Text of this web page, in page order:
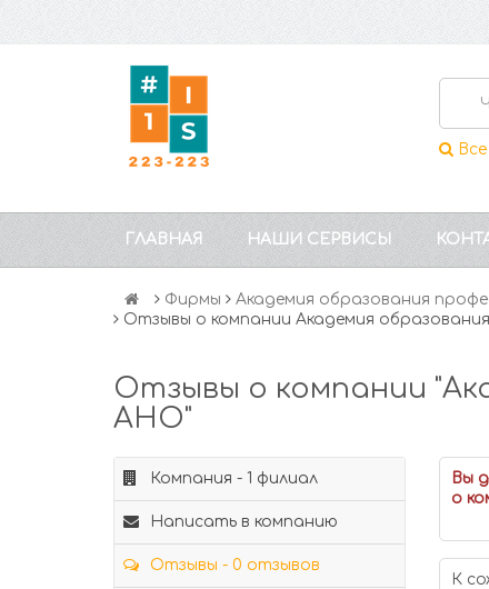
Все
ГЛАВНАЯ НАШИ СЕРВИСЫ
Фирмы
Академия образования
Отзывы о компании Академия
Отзывы о компании
АНО"
Компания - 1 филиал
Написать в компанию
Отзывы - 0 отзывов
Вы
о
К